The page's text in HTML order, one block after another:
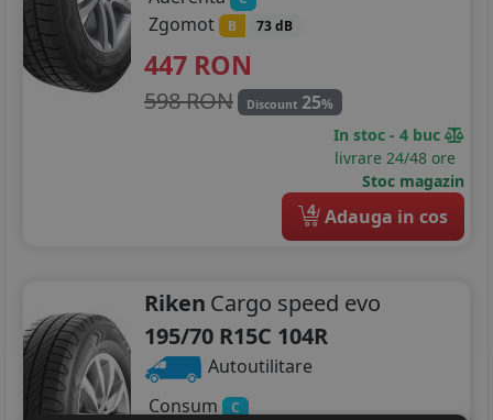
Zgomot B 73 dB
447 RON
598 RON Discount 25%
In stoc - 4 buc
livrare 24/48 ore
Stoc magazin
4 Adauga in cos
Riken Cargo speed evo
195/70 R15C 104R
Autoutilitare
Consum
C